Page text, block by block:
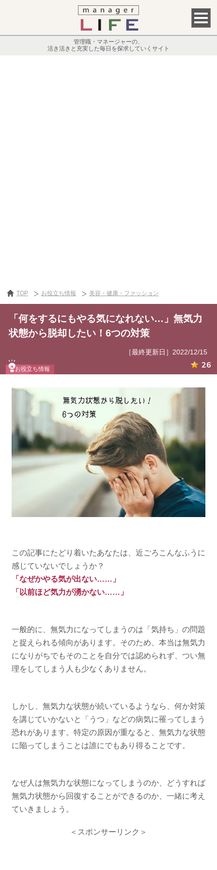
管理職・マネージャーの、
活き活きと充実した毎日を探求していくサイト
TOP お役立ち情報 美容・健康・ファッション
「何をするにもやる気になれない…」無気力
状態から脱却したい！6つの対策
［最終更新日］2022/12/15
お役立ち情報 26
この記事にたどり着いたあなたは、近ごろこんなふうに
感じていないでしょうか？
「なぜかやる気が出ない……」
「以前ほど気力が湧かない……」
一般的に、無気力になってしまうのは「気持ち」の問題
と捉えられる傾向があります。そのため、本当は無気力
になりがちでもそのことを自分では認められず、つい無
理をしてしまう人も少なくありません。
しかし、無気力な状態が続いているようなら、何か対策
を講じていかないと「うつ」などの病気に罹ってしまう
恐れがあります。特定の原因が重なると、無気力な状態
に陥ってしまうことは誰にでもあり得ることです。
なぜ人は無気力な状態になってしまうのか、どうすれば
無気力状態から回復することができるのか、一緒に考え
ていきましょう。
＜スポンサーリンク＞